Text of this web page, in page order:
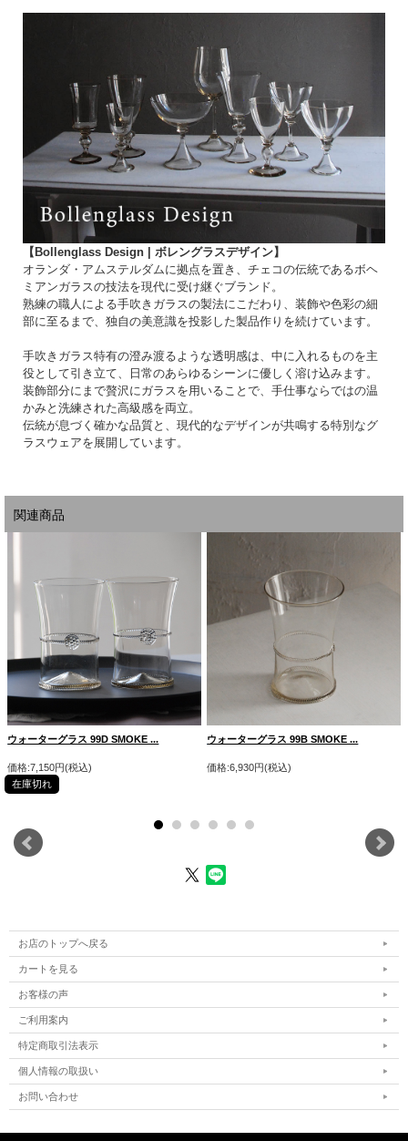
【Bollenglass Design | ボレングラスデザイン】
オランダ・アムステルダムに拠点を置き、チェコの伝統であるボヘ
ミアンガラスの技法を現代に受け継ぐブランド。
熟練の職人による手吹きガラスの製法にこだわり、装飾や色彩の細
部に至るまで、独自の美意識を投影した製品作りを続けています。
手吹きガラス特有の澄み渡るような透明感は、中に入れるものを主
役として引き立て、日常のあらゆるシーンに優しく溶け込みます。
装飾部分にまで贅沢にガラスを用いることで、手仕事ならではの温
かみと洗練された高級感を両立。
伝統が息づく確かな品質と、現代的なデザインが共鳴する特別なグ
ラスウェアを展開しています。
関連商品
ウォーターグラス 99D SMOKE ...
価格:7,150円(税込)
在庫切れ
ウォーターグラス 99B SMOKE ...
価格:6,930円(税込)
お店のトップへ戻る
カートを見る
お客様の声
ご利用案内
特定商取引法表示
個人情報の取扱い
お問い合わせ